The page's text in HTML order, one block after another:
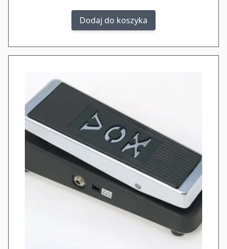
Dodaj do koszyka